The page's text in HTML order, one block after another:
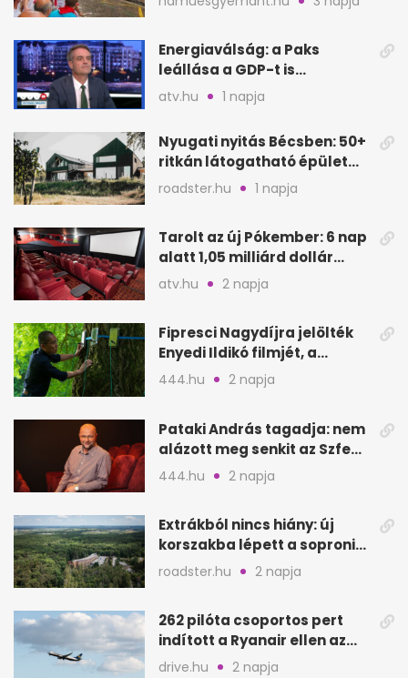
Energiaválság: a Paks
leállása a GDP-t is
megütheti, int az
Oeconomus
atv.hu 1 napja
Nyugati nyitás Bécsben: 50+
ritkán látogatható épület
nyílik meg
roadster.hu 1 napja
Tarolt az új Pókember: 6 nap
alatt 1,05 milliárd dollár
bevétel
atv.hu 2 napja
Fipresci Nagydíjra jelölték
Enyedi Ildikó filmjét, a
Csendes barátot
444.hu 2 napja
Pataki András tagadja: nem
alázott meg senkit az Szfe
felvételijén
444.hu 2 napja
Extrákból nincs hiány: új
korszakba lépett a soproni
Fagus Hotel
roadster.hu 2 napja
262 pilóta csoportos pert
indított a Ryanair ellen az
Egyesült Királyságban
drive.hu 2 napja